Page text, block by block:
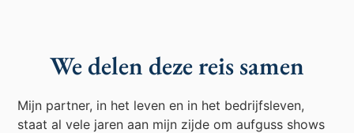
We delen deze reis samen
Mijn partner, in het leven en in het bedrijfsleven,
staat al vele jaren aan mijn zijde om aufguss shows